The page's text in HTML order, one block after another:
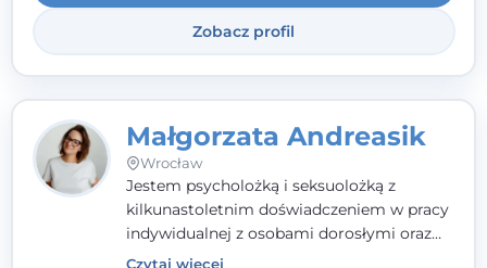
motywacyjnego itreningu uważności.
Zobacz profil
Małgorzata Andreasik
Wrocław
Jestem psycholożką i seksuolożką z
kilkunastoletnim doświadczeniem w pracy
indywidualnej z osobami dorosłymi oraz
parami. Specjalizuję się w obszarze zdrowia
Czytaj więcej